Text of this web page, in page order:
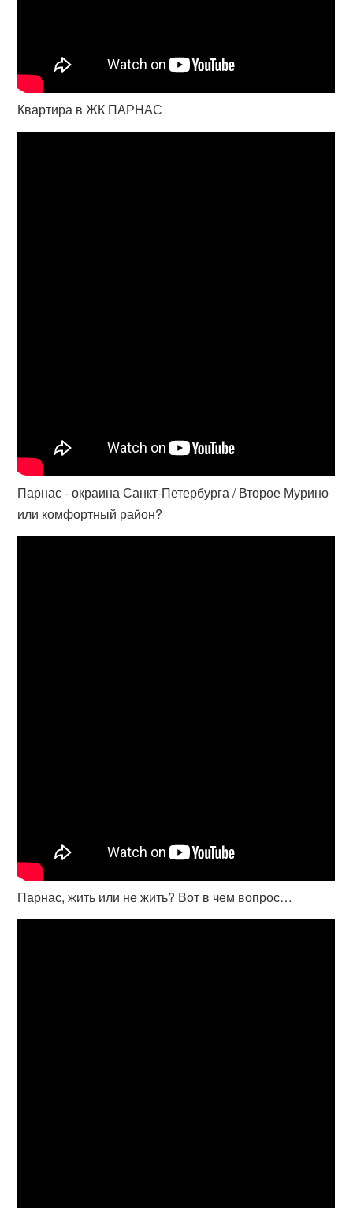
Квартира в ЖК ПАРНАС
Парнас - окраина Санкт-Петербурга / Второе Мурино
или комфортный район?
Парнас, жить или не жить? Вот в чем вопрос…